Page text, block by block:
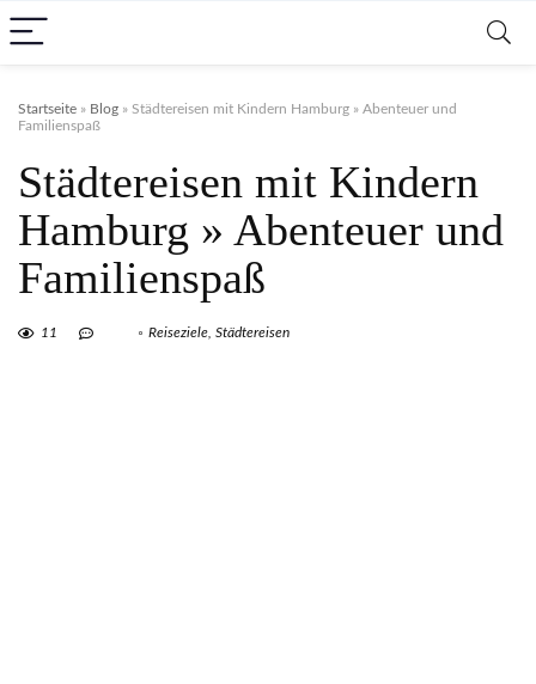
Startseite » Blog » Städtereisen mit Kindern Hamburg » Abenteuer und
Familienspaß
Städtereisen mit Kindern
Hamburg » Abenteuer und
Familienspaß
11 Reiseziele Städtereisen